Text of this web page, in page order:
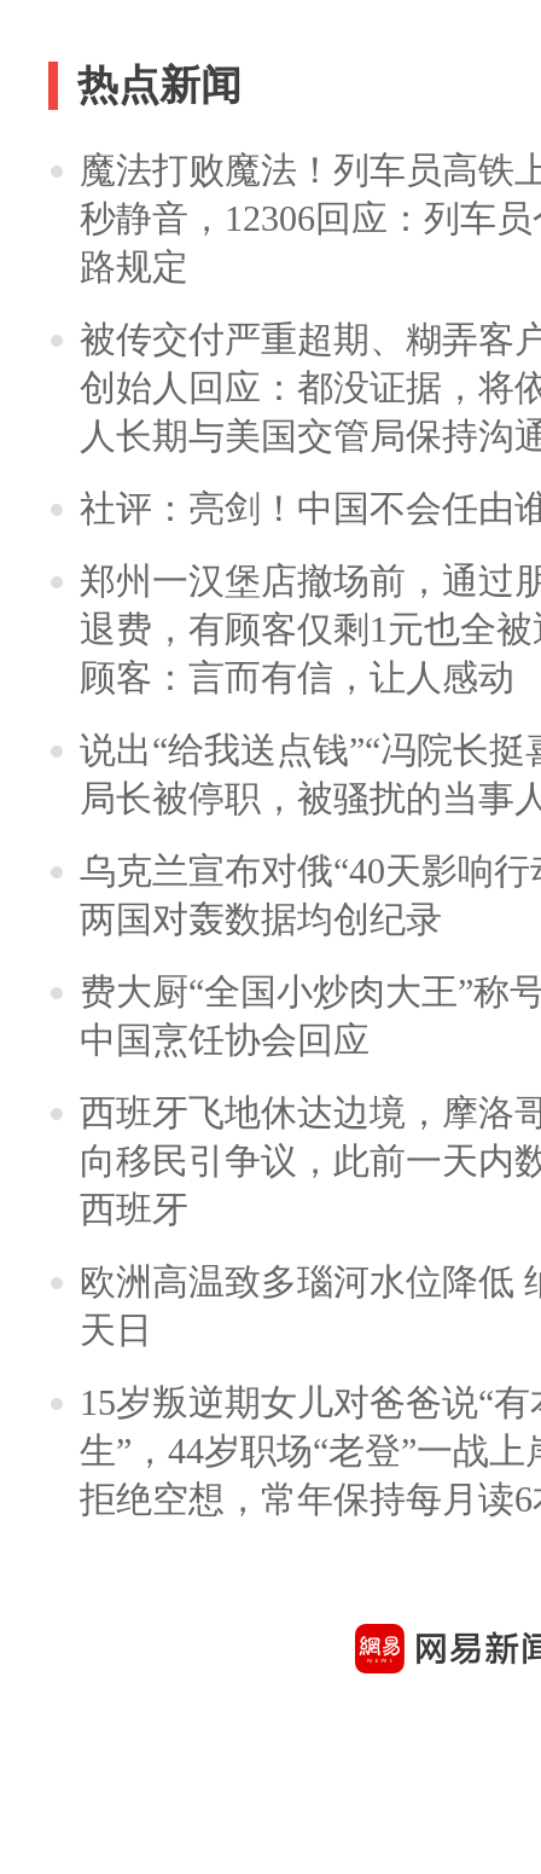
热点新闻
魔法打败魔法！列车员高铁
秒静音，12306回应：列车
路规定
被传交付严重超期、糊弄客
创始人回应：都没证据，将
人长期与美国交管局保持沟
社评：亮剑！中国不会任由
郑州一汉堡店撤场前，通过
退费，有顾客仅剩1元也全
顾客：言而有信，让人感动
说出“给我送点钱”“冯院长
局长被停职，被骚扰的当事
乌克兰宣布对俄“40天影响
两国对轰数据均创纪录
费大厨“全国小炒肉大王”称
中国烹饪协会回应
西班牙飞地休达边境，摩洛
向移民引争议，此前一天内
西班牙
欧洲高温致多瑙河水位降低
天日
15岁叛逆期女儿对爸爸说“
生”，44岁职场“老登”一战上
拒绝空想，常年保持每月读